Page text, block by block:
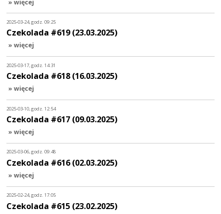
2025-03-24, godz. 09:25
Czekolada #619 (23.03.2025)
» więcej
2025-03-17, godz. 14:31
Czekolada #618 (16.03.2025)
» więcej
2025-03-10, godz. 12:54
Czekolada #617 (09.03.2025)
» więcej
2025-03-06, godz. 09:48
Czekolada #616 (02.03.2025)
» więcej
2025-02-24, godz. 17:05
Czekolada #615 (23.02.2025)